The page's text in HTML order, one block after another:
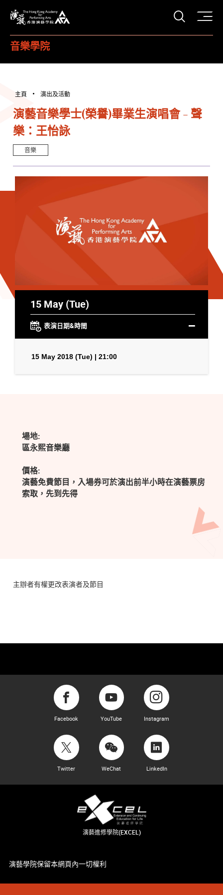
打開
音樂學院
主頁 演出及活動
演藝音樂學士(榮譽)畢業生演唱會 - 聲
樂：王怡詠
音樂
15 May (Tue)
表演日期&時間
15 May 2018 (Tue) | 21:00
場地:
區永熙音樂廳
價格:
演藝免費節目，入場券可於演出前半小時在演藝票房
索取，先到先得
主辦者有權更改表演者及節目
Facebook YouTube Instagram
Twitter WeChat LinkedIn
演藝進修學院(EXCEL)
演藝學院保留本網頁內一切權利